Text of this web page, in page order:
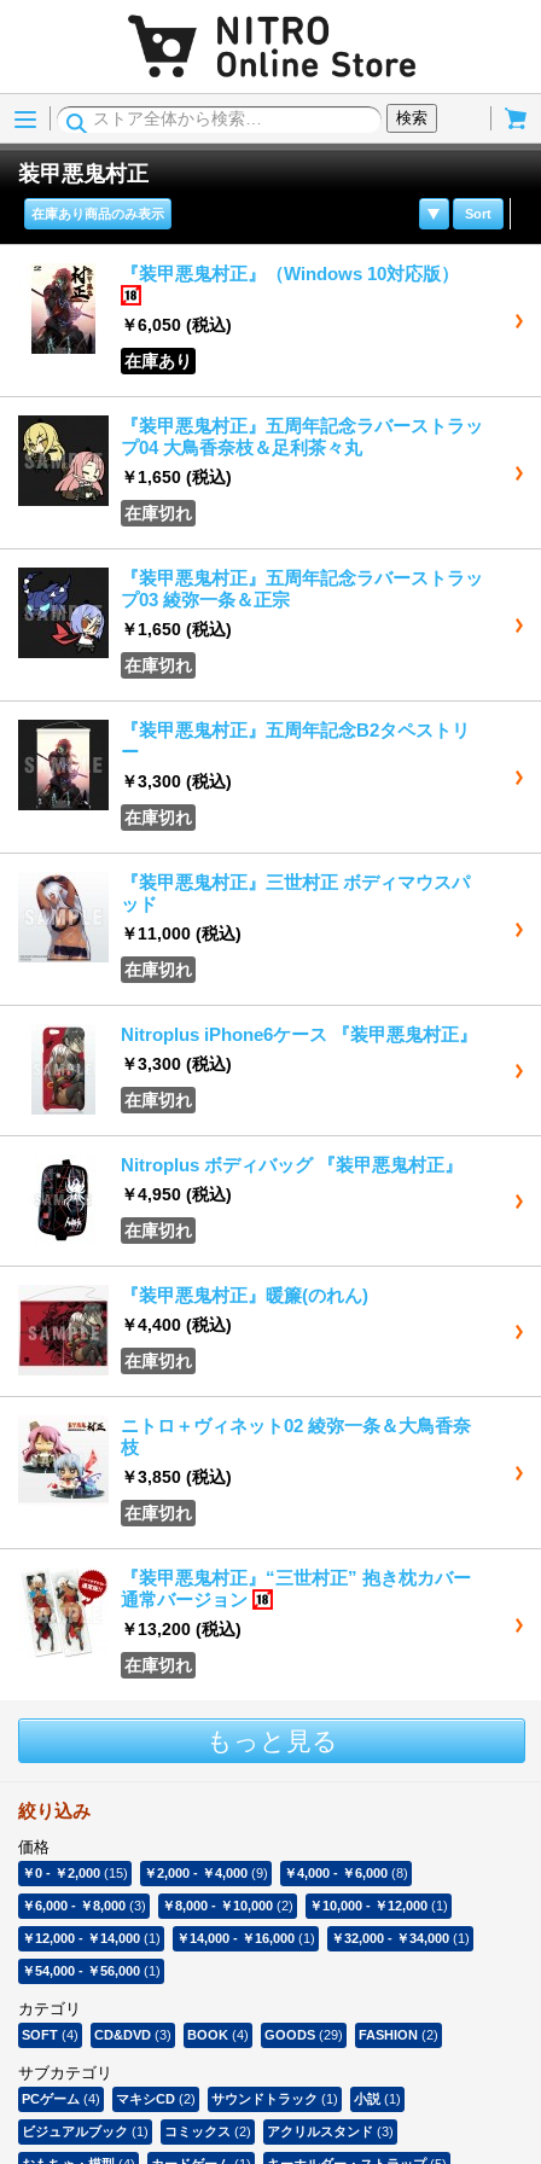
Menu
検索
装甲悪鬼村正
Sort
在庫あり商品のみ表示
『装甲悪鬼村正』（Windows 10対応版）
￥6,050 (税込)
在庫あり
『装甲悪鬼村正』五周年記念ラバーストラッ
プ04 大鳥香奈枝＆足利茶々丸
￥1,650 (税込)
在庫切れ
『装甲悪鬼村正』五周年記念ラバーストラッ
プ03 綾弥一条＆正宗
￥1,650 (税込)
在庫切れ
『装甲悪鬼村正』五周年記念B2タペストリ
ー
￥3,300 (税込)
在庫切れ
『装甲悪鬼村正』三世村正 ボディマウスパ
ッド
￥11,000 (税込)
在庫切れ
Nitroplus iPhone6ケース 『装甲悪鬼村正』
￥3,300 (税込)
在庫切れ
Nitroplus ボディバッグ 『装甲悪鬼村正』
￥4,950 (税込)
在庫切れ
『装甲悪鬼村正』暖簾(のれん)
￥4,400 (税込)
在庫切れ
ニトロ＋ヴィネット02 綾弥一条＆大鳥香奈
枝
￥3,850 (税込)
在庫切れ
『装甲悪鬼村正』“三世村正” 抱き枕カバー
通常バージョン
￥13,200 (税込)
在庫切れ
もっと見る
絞り込み
価格
￥0 - ￥2,000 (15) ￥2,000 - ￥4,000 (9) ￥4,000 - ￥6,000 (8)
￥6,000 - ￥8,000 (3) ￥8,000 - ￥10,000 (2) ￥10,000 - ￥12,000 (1)
￥12,000 - ￥14,000 (1) ￥14,000 - ￥16,000 (1) ￥32,000 - ￥34,000 (1)
￥54,000 - ￥56,000 (1)
カテゴリ
SOFT (4) CD&DVD (3) BOOK (4) GOODS (29) FASHION (2)
サブカテゴリ
PCゲーム (4) マキシCD (2) サウンドトラック (1) 小説 (1)
ビジュアルブック (1) コミックス (2) アクリルスタンド (3)